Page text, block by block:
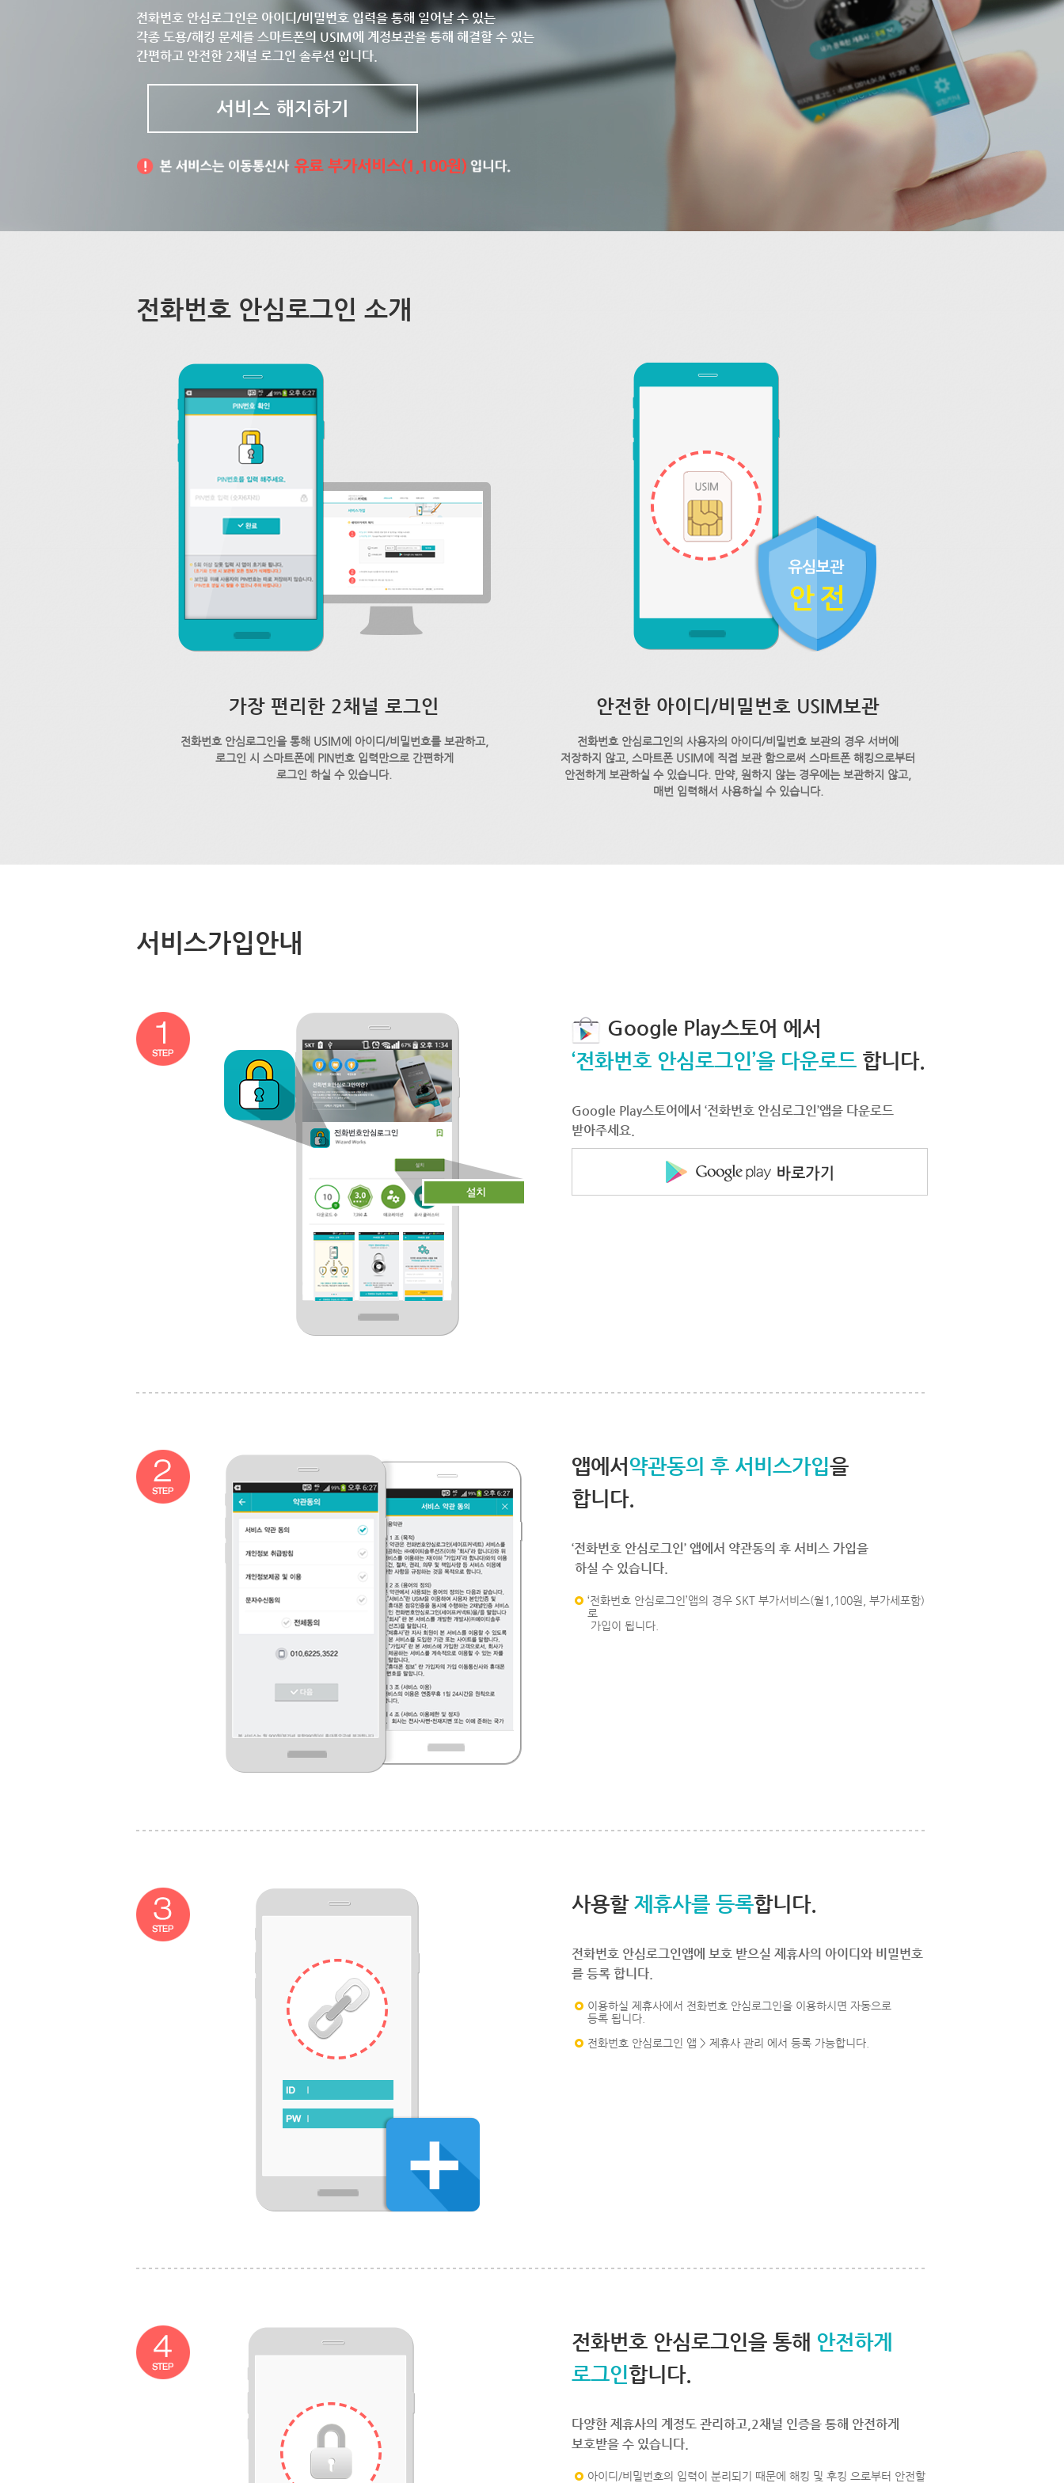
전화번호 안심로그인은 아이디/비밀번호 입력을 통해 일어날 수 있는
각종 도용/해킹 문제를 스마트폰의 USIM에 계정보관을 통해 해결할 수 있는
간편하고 안전한 2채널 로그인 솔루션 입니다.
서비스 해지하기
전화번호 안심로그인 소개
가장 편리한 2채널 로그인
전화번호 안심로그인을 통해 USIM에 아이디/비밀번호를 보관하고,
로그인 시 스마트폰에 PIN번호 입력만으로 간편하게
로그인 하실 수 있습니다.
안전한 아이디/비밀번호 USIM보관
전화번호 안심로그인의 사용자의 아이디/비밀번호 보관의 경우 서버에
저장하지 않고, 스마트폰 USIM에 직접 보관 함으로써 스마트폰 해킹으로부터
안전하게 보관하실 수 있습니다. 만약, 원하지 않는 경우에는 보관하지 않고,
매번 입력해서 사용하실 수 있습니다.
서비스가입안내
Google Play스토어 에서
‘전화번호 안심로그인’을 다운로드 합니다.
Google Play스토어에서 ‘전화번호 안심로그인’앱을 다운로드
받아주세요.
앱에서 약관동의 후 서비스가입을
합니다.
‘전화번호 안심로그인’ 앱에서 약관동의 후 서비스 가입을
하실 수 있습니다.
‘전화번호 안심로그인’앱의 경우 SKT 부가서비스(월1,100원, 부가세포함)
로
가입이 됩니다.
사용할 제휴사를 등록합니다.
전화번호 안심로그인앱에 보호 받으실 제휴사의 아이디와 비밀번호
를 등록 합니다.
이용하실 제휴사에서 전화번호 안심로그인을 이용하시면 자동으로
등록 됩니다.
전화번호 안심로그인 앱 > 제휴사 관리 에서 등록 가능합니다.
전화번호 안심로그인을 통해 안전하게
로그인합니다.
다양한 제휴사의 계정도 관리하고,2채널 인증을 통해 안전하게
보호받을 수 있습니다.
아이디/비밀번호의 입력이 분리되기 때문에 해킹 및 후킹 으로부터 안전할